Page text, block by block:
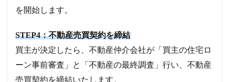
を開始します。
STEP4：不動産売買契約を締結
買主が決定したら、不動産仲介会社が「買主の住宅ロ
ーン事前審査」と「不動産の最終調査」行い、不動産
売買契約を締結いたします。